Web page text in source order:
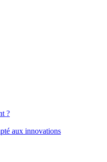
?
aux innovations